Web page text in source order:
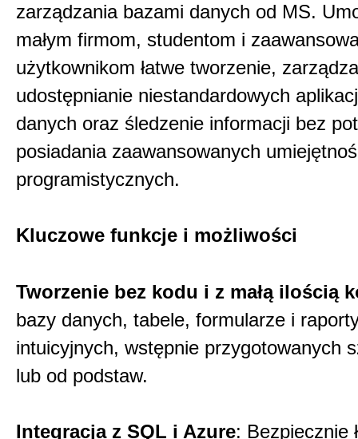
zarządzania bazami danych od MS.
małym firmom, studentom i
użytkownikom łatwe tworzenie,
udostępnianie niestandardowych
danych oraz śledzenie informacji bez
posiadania zaawansowanych
programistycznych.
Kluczowe funkcje i możliwości
Tworzenie bez kodu i z małą ilością
bazy danych, tabele, formularze i
intuicyjnych, wstępnie przygotowanych
lub od podstaw.
Integracja z SQL i Azure: Bezpiecznie